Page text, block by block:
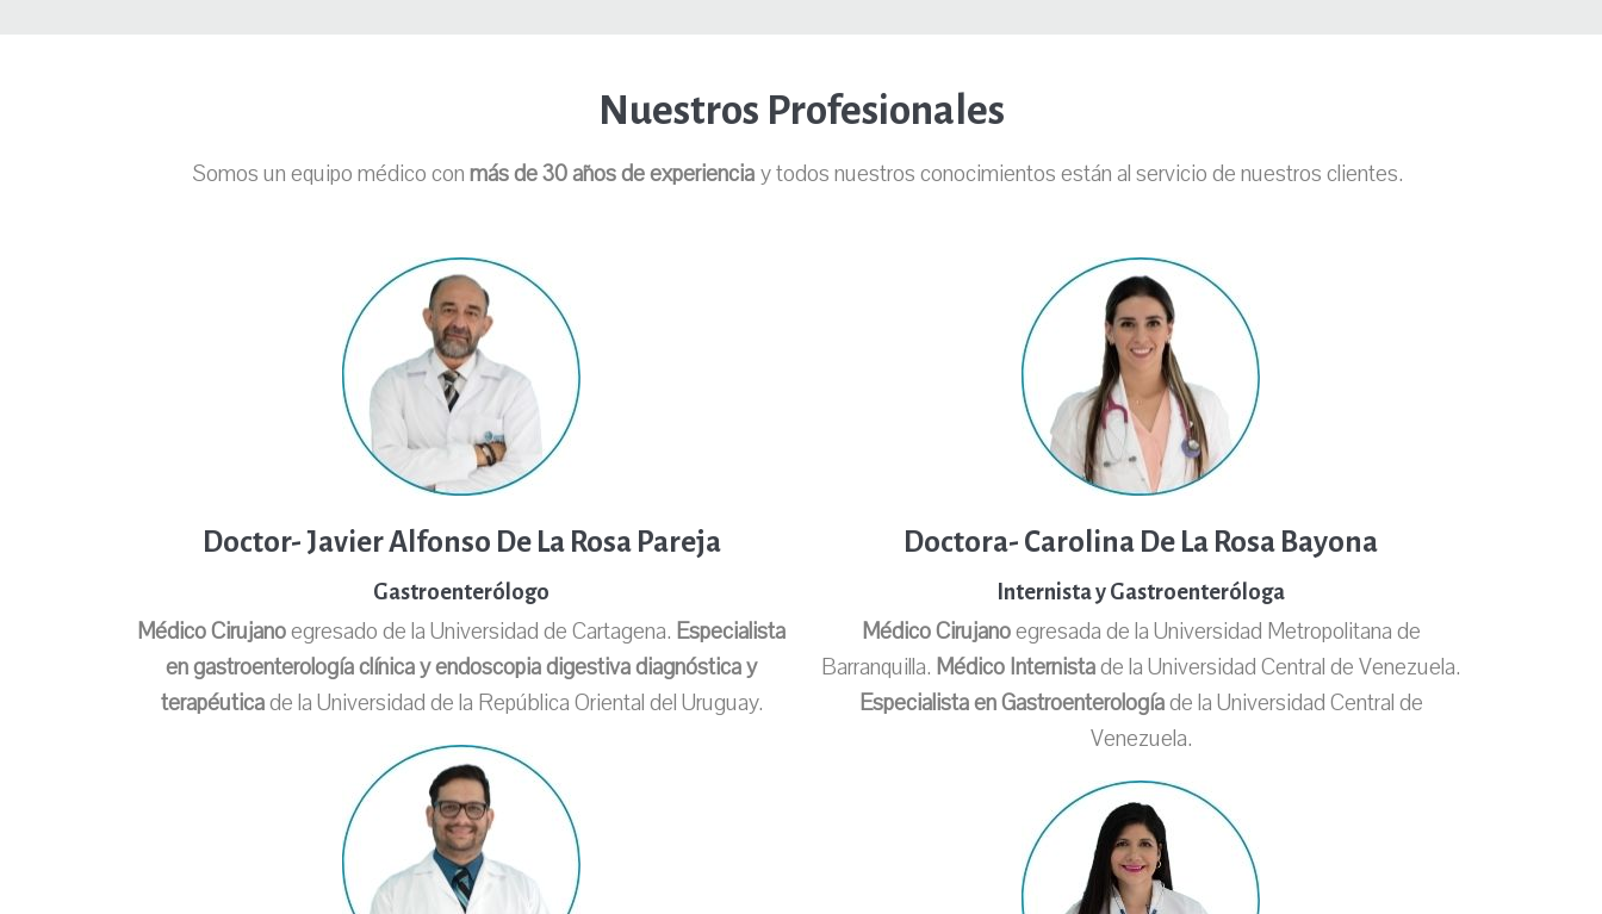
Nuestros Profesionales
Somos un equipo médico conmás de 30 años de experienciay todos nuestros conocimientos están al servicio de nuestros clientes.
Doctor- Javier Alfonso De La Rosa Pareja
Gastroenterólogo
Médico Cirujanoegresado de la Universidad de Cartagena. Especialista
en gastroenterología clínica y endoscopia digestiva diagnóstica y
terapéuticade la Universidad de la República Oriental del Uruguay.
Doctora- Carolina De La Rosa Bayona
Internista y Gastroenteróloga
Médico Cirujanoegresada de la Universidad Metropolitana de
Barranquilla. Médico Internistade la Universidad Central de Venezuela.
Especialista en Gastroenterologíade la Universidad Central de
Venezuela.